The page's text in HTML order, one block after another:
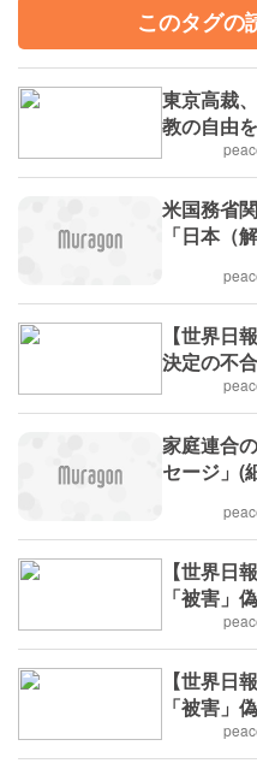
このタグの
東京高裁
教の自由
米国務省
「日本（
【世界日
決定の不
家庭連合
セージ」(
【世界日
「被害」
【世界日
「被害」